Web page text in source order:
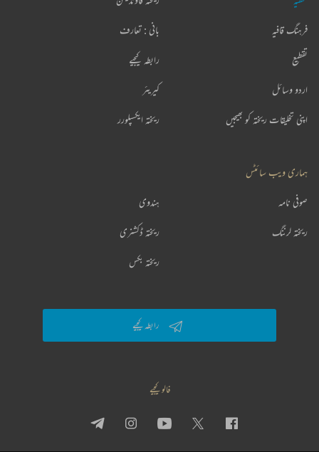
فرہنگ قافیہ
تقطیع
اردو وسائل
اپنی تخلیقات ریختہ کو بھیجیں
بانی : تعارف
رابطہ کیجیے
کیریئر
ریختہ ایکسپلورر
ہماری ویب سائٹس
ہندوی صوفی نامہ
ریختہ ڈکشنری ریختہ لرننگ
ریختہ بکس
رابطہ کیجیے
فالو کیجیے